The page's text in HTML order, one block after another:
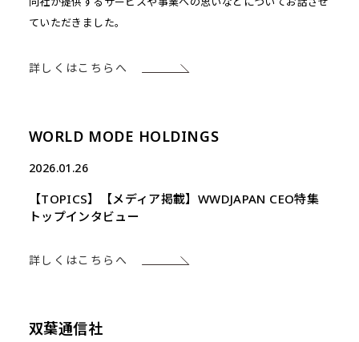
ていただきました。
詳しくはこちらへ
WORLD MODE HOLDINGS
2026.01.26
【TOPICS】【メディア掲載】WWDJAPAN CEO特集
トップインタビュー
詳しくはこちらへ
双葉通信社